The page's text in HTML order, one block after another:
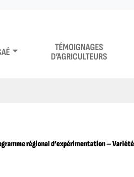
TÉMOIGNAGES
D’AGRICULTEURS
régional d’expérimentation –